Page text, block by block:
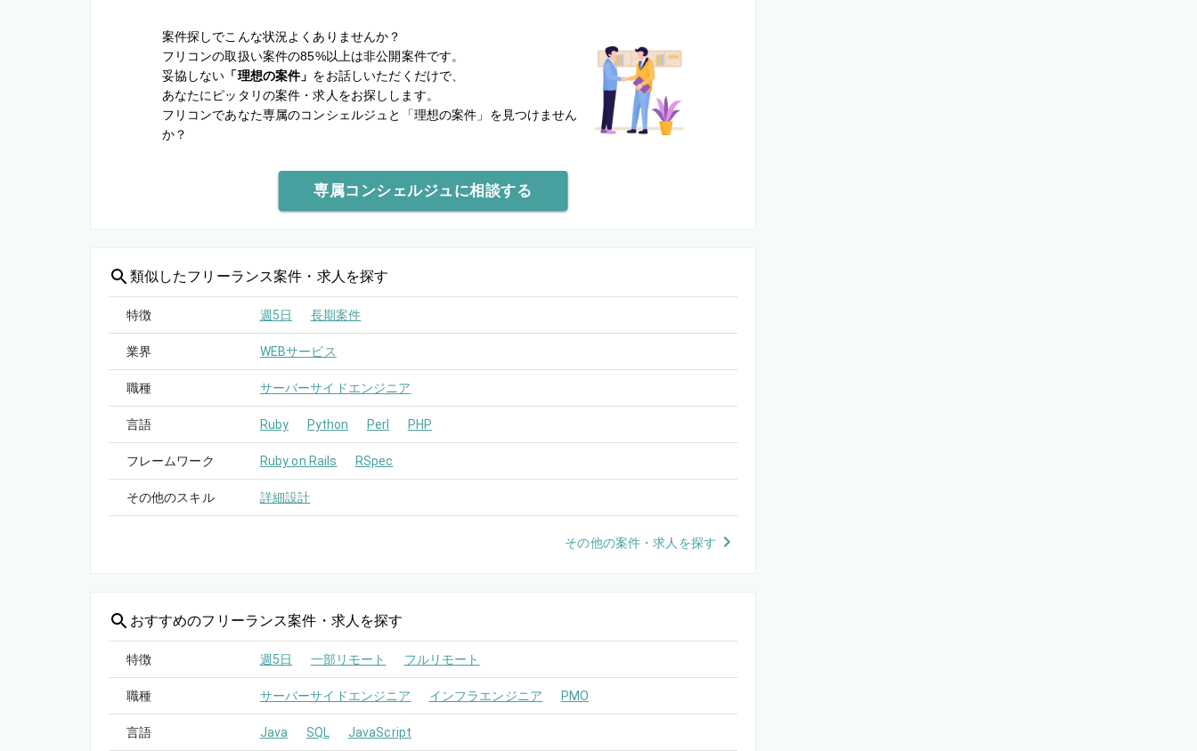
案件探しでこんな状況よくありませんか？
フリコンの取扱い案件の85%以上は非公開案件です。
妥協しない 「理想の案件」 をお話しいただくだけで、
あなたにピッタリの案件・求人をお探しします。
フリコンであなた専属のコンシェルジュと
「理想の案件」を見つけません
か？
専属コンシェルジュに相談する
類似したフリーランス案件・求人を探す
特徴 週5日 長期案件
業界 WEBサービス
職種 サーバーサイドエンジニア
言語 Ruby Python Perl PHP
フレームワーク Ruby on Rails RSpec
その他のスキル 詳細設計
その他の案件・求人を探す
おすすめのフリーランス案件・求人を探す
特徴 週5日 一部リモート フルリモート
職種 サーバーサイドエンジニア インフラエンジニア PMO
言語 Java SQL JavaScript